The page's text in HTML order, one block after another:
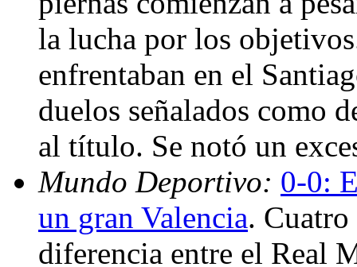
la lucha por los
enfrentaban en el
duelos señalados como
al título. Se notó un
Mundo Deportivo: 0-0:
un gran Valencia.
diferencia entre el Real